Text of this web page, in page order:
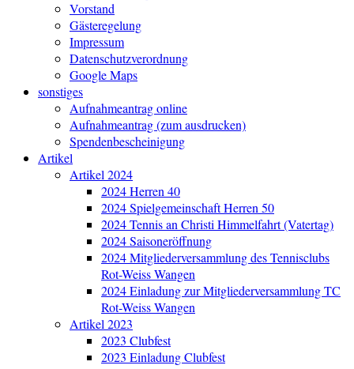
Vorstand
Gästeregelung
Impressum
Datenschutzverordnung
Google Maps
sonstiges
Aufnahmeantrag online
Aufnahmeantrag (zum ausdrucken)
Spendenbescheinigung
Artikel
Artikel 2024
2024 Herren 40
2024 Spielgemeinschaft Herren 50
2024 Tennis an Christi Himmelfahrt (Vatertag)
2024 Saisoneröffnung
2024 Mitgliederversammlung des Tennisclubs
Rot-Weiss Wangen
2024 Einladung zur Mitgliederversammlung TC
Rot-Weiss Wangen
Artikel 2023
2023 Clubfest
2023 Einladung Clubfest